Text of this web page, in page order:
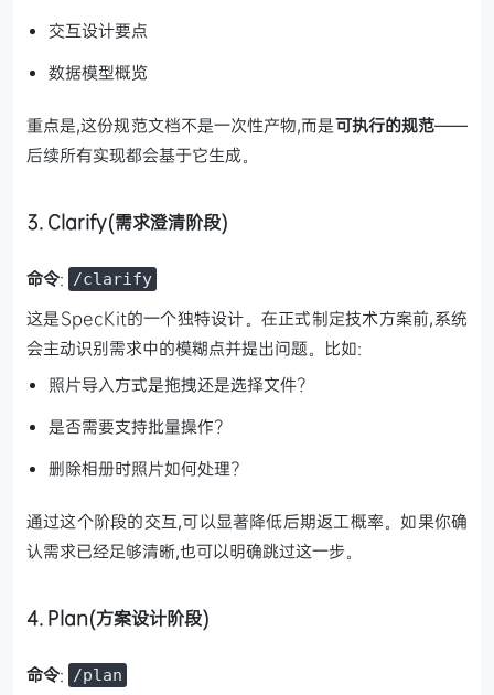
交互设计要点
数据模型概览
重点是,这份规范文档不是一次性产物,而是可执行的规范——
后续所有实现都会基于它生成。
3. Clarify(需求澄清阶段)
命令: /clarify
这是SpecKit的一个独特设计。在正式制定技术方案前,系统
会主动识别需求中的模糊点并提出问题。比如:
照片导入方式是拖拽还是选择文件?
是否需要支持批量操作?
删除相册时照片如何处理?
通过这个阶段的交互,可以显著降低后期返工概率。如果你确
认需求已经足够清晰,也可以明确跳过这一步。
4. Plan(方案设计阶段)
命令: /plan